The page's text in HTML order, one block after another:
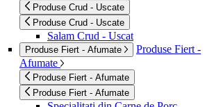
Produse Crud - Uscate
Produse Crud - Uscate
Salam Crud - Uscat
Produse Fiert - Afumate
Produse Fiert -
Afumate
Produse Fiert - Afumate
Produse Fiert - Afumate